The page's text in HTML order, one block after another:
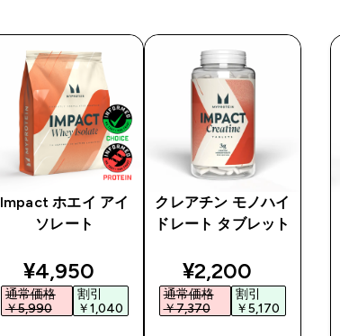
Impact ホエイ アイ
ソレート
discounted price
¥4,950‎
通常価格
￥5,990‎
割引
￥1,040‎
クレアチン モノハイ
ドレート タブレット
discounted price
¥2,200‎
通常価格
￥7,370‎
割引
￥5,170‎